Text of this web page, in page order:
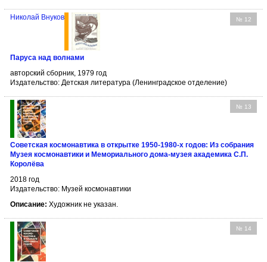
№ 12
Николай Внуков
Паруса над волнами
авторский сборник, 1979 год
Издательство: Детская литература (Ленинградское отделение)
№ 13
Советская космонавтика в открытке 1950-1980-х годов: Из собрания
Музея космонавтики и Мемориального дома-музея академика С.П.
Королёва
2018 год
Издательство: Музей космонавтики
Описание: Художник не указан.
№ 14